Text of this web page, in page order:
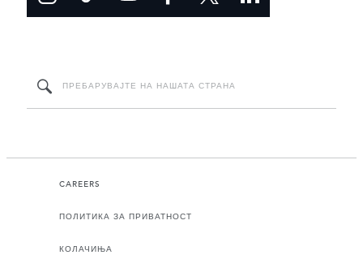
CAREERS
ПОЛИТИКА ЗА ПРИВАТНОСТ
КОЛАЧИЊА